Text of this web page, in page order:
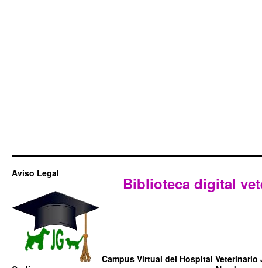
Aviso Legal
Biblioteca digital
Campus Virtual del Hospital Veterinario